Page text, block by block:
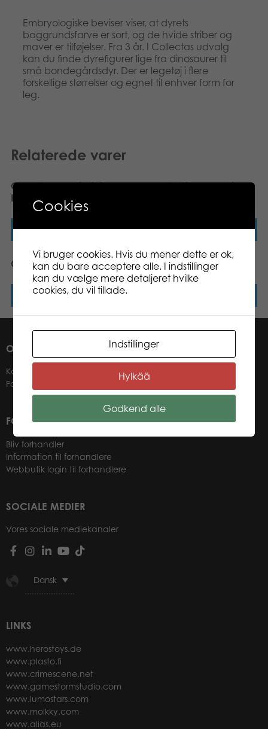
Embryologiske beviser viser, at dyrets
baggrundsfarve er sort, og de hvide striber og
maver er tilføjelser. Fra 3 år. I Collectas udvalg
kan du finde dyrefigurer lige fra dinosaurer til
små bondegårdsdyr. Der er legetøj i flere
forskellige størrelser og egnet til enhver form for
leg.
Relaterede varer
CollectA Box of Mini
Horses in tube toy
Læs mere
CollectA Timber Wolf
Læs mere
CollectA Smilodon XL toy
Læs mere
CollectA Triceratops L toy
OM OS
Kontakter
Forhandlere
FOR VORES FORHANDLERE
Bliv forhandler
Information til forhandlere
Webbutik login til forhandlere
SOCIALE MEDIER
Vores sociale mediekanaler
Dansk
LINKS
www.herostoys.de
www.plasto.fi
www.crimescene.net
www.gamestormstudio.com
www.lumostars.com
www.molkky.com
www.alias.eu
Cookies
Vi bruger cookies. Hvis du mener dette er ok,
kan du bare acceptere alle. I indstillinger
kan du vælge mere detaljeret hvilke
cookies, du vil tillade.
Indstillinger
Hylkää
Godkend alle